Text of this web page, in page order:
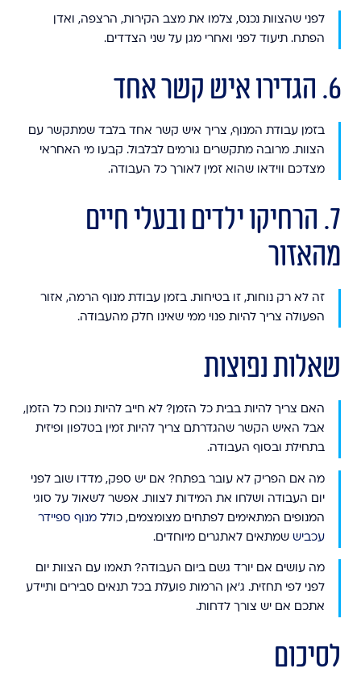
לפני שהצוות נכנס, צלמו את מצב הקירות, הרצפה, ואדן
הפתח. תיעוד לפני ואחרי מגן על שני הצדדים.
6. הגדירו איש קשר אחד
בזמן עבודת המנוף, צריך איש קשר אחד בלבד שמתקשר עם
הצוות. מרובה מתקשרים גורמים לבלבול. קבעו מי האחראי
מצדכם ווידאו שהוא זמין לאורך כל העבודה.
7. הרחיקו ילדים ובעלי חיים
מהאזור
זה לא רק נוחות, זו בטיחות. בזמן עבודת מנוף הרמה, אזור
הפעולה צריך להיות פנוי ממי שאינו חלק מהעבודה.
שאלות נפוצות
האם צריך להיות בבית כל הזמן? לא חייב להיות נוכח כל הזמן,
אבל האיש הקשר שהגדרתם צריך להיות זמין בטלפון ופיזית
בתחילת ובסוף העבודה.
מה אם הפריק לא עובר בפתח? אם יש ספק, מדדו שוב לפני
יום העבודה ושלחו את המידות לצוות. אפשר לשאול על סוגי
המנופים המתאימים לפתחים מצומצמים, כולל מנוף ספיידר
עכביש שמתאים לאתגרים מיוחדים.
מה עושים אם יורד גשם ביום העבודה? תאמו עם הצוות יום
לפני לפי תחזית. ג'אן הרמות פועלת בכל תנאים סבירים ותיידע
אתכם אם יש צורך לדחות.
לסיכום